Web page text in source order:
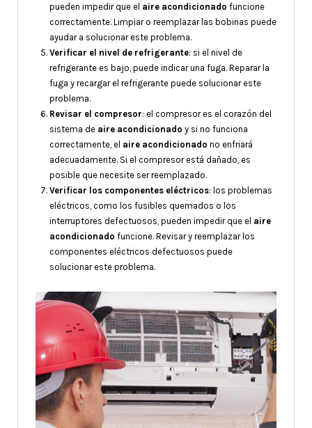
pueden impedir que el aire acondicionado funcione
correctamente. Limpiar o reemplazar las bobinas puede
ayudar a solucionar este problema.
Verificar el nivel de refrigerante: si el nivel de
refrigerante es bajo, puede indicar una fuga. Reparar la
fuga y recargar el refrigerante puede solucionar este
problema.
Revisar el compresor: el compresor es el corazón del
sistema de aire acondicionado y si no funciona
correctamente, el aire acondicionado no enfriará
adecuadamente. Si el compresor está dañado, es
posible que necesite ser reemplazado.
Verificar los componentes eléctricos: los problemas
eléctricos, como los fusibles quemados o los
interruptores defectuosos, pueden impedir que el aire
acondicionado funcione. Revisar y reemplazar los
componentes eléctricos defectuosos puede
solucionar este problema.